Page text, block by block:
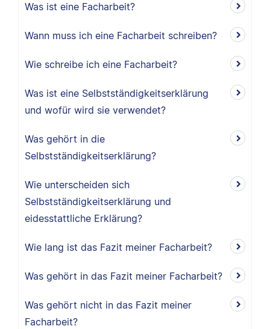
Was ist eine Facharbeit?
Wann muss ich eine Facharbeit schreiben?
Wie schreibe ich eine Facharbeit?
Was ist eine Selbstständigkeitserklärung
und wofür wird sie verwendet?
Was gehört in die
Selbstständigkeitserklärung?
Wie unterscheiden sich
Selbstständigkeitserklärung und
eidesstattliche Erklärung?
Wie lang ist das Fazit meiner Facharbeit?
Was gehört in das Fazit meiner Facharbeit?
Was gehört nicht in das Fazit meiner
Facharbeit?